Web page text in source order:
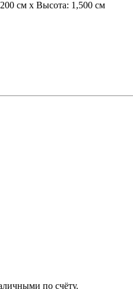
см x Высота: 1,500 см
по счёту.